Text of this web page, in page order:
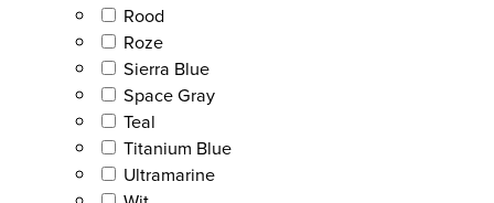
Rood
Roze
Sierra Blue
Space Gray
Teal
Titanium Blue
Ultramarine